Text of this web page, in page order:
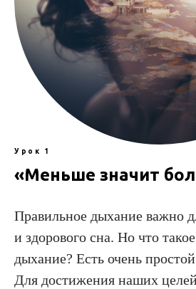
Урок 1
«Меньше значит
Правильное дыхание важно
и здорового сна. Но что
дыхание? Есть очень простой
Для достижения наших